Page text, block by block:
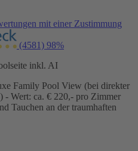
mit einer Zustimmung
(4581) 98%
inkl. AI
Family Pool View (bei direkter
Wert: ca. € 220,- pro Zimmer
Tauchen an der traumhaften